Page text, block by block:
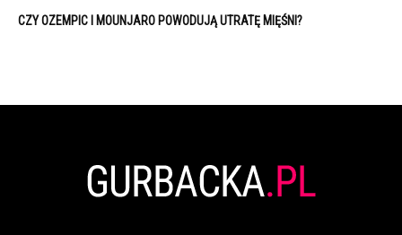
CZY OZEMPIC I MOUNJARO POWODUJĄ UTRATĘ MIĘŚNI?